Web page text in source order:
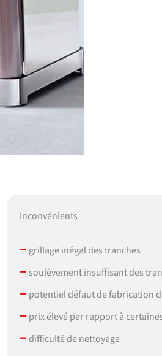
Inconvénients
–grillage inégal des tranches
– soulèvement insuffisant des
– potentiel défaut de fabrication
– prix élevé par rapport à
– difficulté de nettoyage